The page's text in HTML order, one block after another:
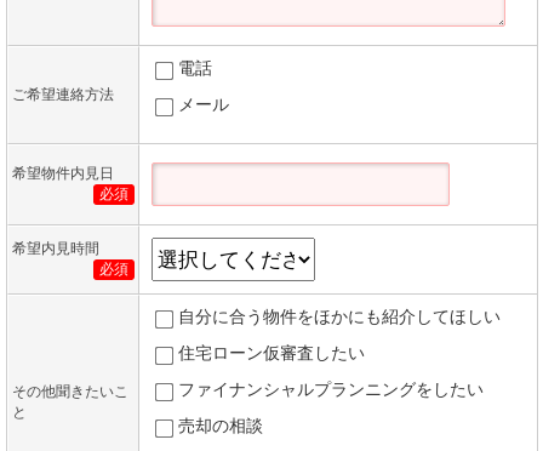
ご希望連絡方法
電話
メール
希望物件内見日
必須
希望内見時間
必須
その他聞きたいこ
と
自分に合う物件をほかにも紹介してほしい
住宅ローン仮審査したい
ファイナンシャルプランニングをしたい
売却の相談